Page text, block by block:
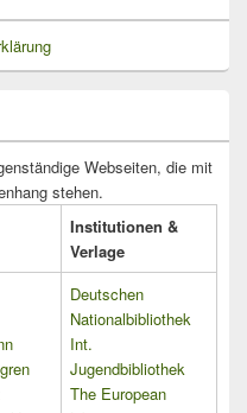
Webseiten, die mit
stehen.
Institutionen &
Verlage
Deutschen
Nationalbibliothek
Int.
Jugendbibliothek
The European